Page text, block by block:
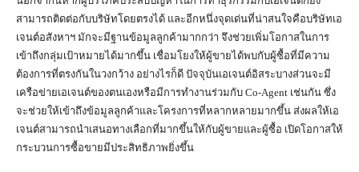
สามารถติดต่อกับบริษัทโดยตรงได้ และอีกหนึ่งจุดเด่นที่น่าสนใจคือบริษัทเอ
เจนต์อสังหาฯ มักจะมีฐานข้อมูลลูกค้ามากกว่า จึงช่วยเพิ่มโอกาสในการ
เข้าถึงกลุ่มเป้าหมายได้มากขึ้น เชื่อมโยงให้ผู้ขายได้พบกับผู้ซื้อที่มีความ
ต้องการที่ตรงกันในวงกว้าง อย่างไรก็ดี ปัจจุบันเอเจนต์อิสระบางส่วนจะมี
เครือข่ายเอเจนต์ของตนเองหรือมีการทำงานร่วมกับ Co-Agent เช่นกัน ซึ่ง
จะช่วยให้เข้าถึงข้อมูลลูกค้าและโครงการที่หลากหลายมากขึ้น ส่งผลให้เอ
เจนต์สามารถนำเสนอทางเลือกที่มากขึ้นให้กับผู้ขายและผู้ซื้อ เปิดโอกาสให้
กระบวนการซื้อขายมีประสิทธิภาพยิ่งขึ้น